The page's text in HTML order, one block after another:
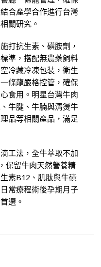
合產學合作進行台灣
關研究。
打抗生素、磺胺劑，
準，搭配無農藥飼料
冷藏冷凍包裝，衛生
條龍嚴格控管，確保
食用。明星台灣牛肉
牛腱、牛腩與清燙牛
品等相關產品，滿足
工法，全牛萃取不加
保留牛肉天然營養精
素B12、肌肽與牛磺
常療程術後孕期月子
選。